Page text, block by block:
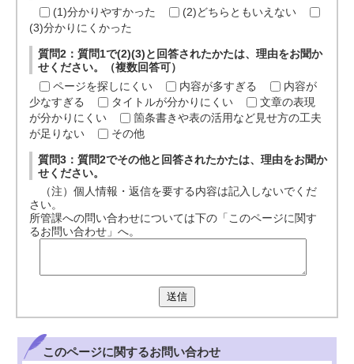
(1)分かりやすかった
(2)どちらともいえない
(3)分かりにくかった
質問2：質問1で(2)(3)と回答されたかたは、理由をお聞か
せください。（複数回答可）
ページを探しにくい
内容が多すぎる
内容が
少なすぎる
タイトルが分かりにくい
文章の表現
が分かりにくい
箇条書きや表の活用など見せ方の工夫
が足りない
その他
質問3：質問2でその他と回答されたかたは、理由をお聞か
せください。
（注）個人情報・返信を要する内容は記入しないでくだ
さい。
所管課への問い合わせについては下の「このページに関す
るお問い合わせ」へ。
送信
このページに関するお問い合わせ